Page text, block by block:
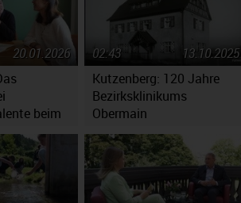
beim
20.01.2026
Kutzenberg: 120 Jahre
Bezirksklinikums
Obermain
13.10.2025
02:43